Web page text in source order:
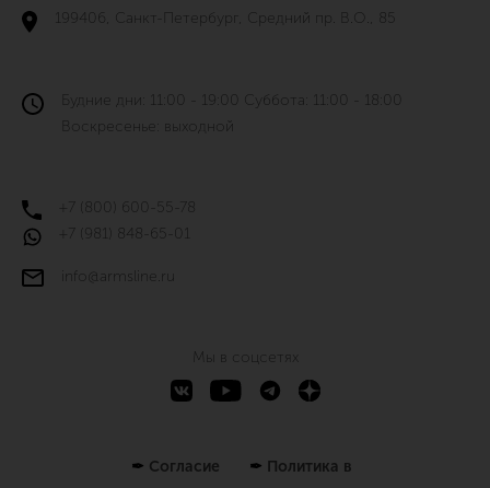
199406, Санкт-Петербург, Средний пр. В.О., 85
Будние дни: 11:00 - 19:00 Суббота: 11:00 - 18:00
Воскресенье: выходной
+7 (800) 600-55-78
+7 (981) 848-65-01
info@armsline.ru
Мы в соцсетях
✒ Согласие
✒ Политика в